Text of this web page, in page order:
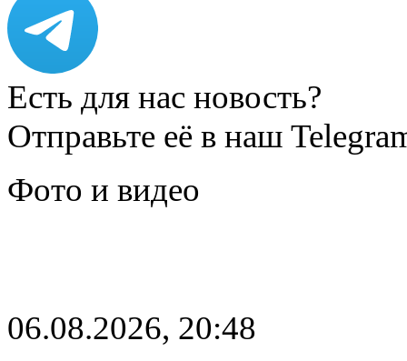
Есть для нас новость?
Отправьте её в наш
Фото и видео
06.08.2026, 20:48